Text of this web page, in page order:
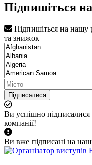
Підпишіться
Підпишіться на нашу
та знижок
Підписатися
Ви успішно
компанії!
Ви вже підписані на